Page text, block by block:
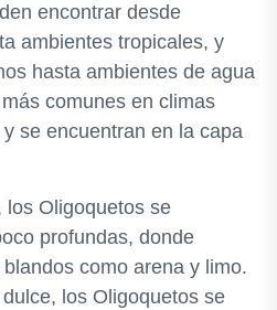
encontrar desde
ambientes tropicales, y
hasta ambientes de agua
comunes en climas
se encuentran en la capa
los Oligoquetos se
profundas, donde
como arena y limo.
los Oligoquetos se